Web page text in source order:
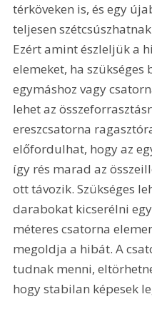
térköveken is, és egy
teljesen
Ezért amint észleljük a
elemeket, ha
egymáshoz vagy
lehet az
ereszcsatorna
előfordulhat, hogy az
így rés marad az
ott távozik. Szükséges
darabokat kicserélni
méteres csatorna
megoldja a hibát. A
tudnak menni,
hogy stabilan képesek